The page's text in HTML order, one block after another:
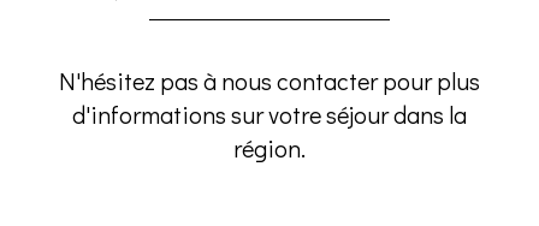
N'hésitez pas à nous contacter pour plus
d'informations sur votre séjour dans la
région.